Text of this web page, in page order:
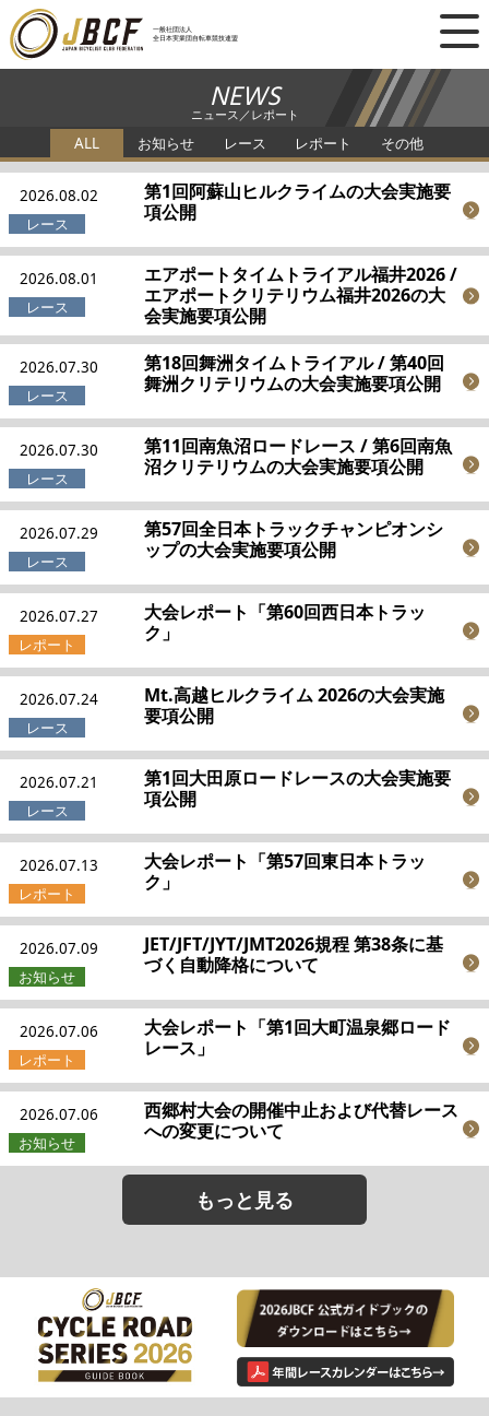
一般社団法人
全日本実業団自転車競技連盟
×
ニュース
レース日程
ランキング
レース結果
チーム・選手
競技ガイド
加盟・登録
JBCF ROAD SERIESとは
NEWS
ニュース／レポート
ALL お知らせ レース レポート その他
2026.08.02
第1回阿蘇山ヒルクライムの大会実施要
項公開
2026.08.01
エアポートタイムトライアル福井2026 /
エアポートクリテリウム福井2026の大
会実施要項公開
2026.07.30
第18回舞洲タイムトライアル / 第40回
舞洲クリテリウムの大会実施要項公開
2026.07.30
第11回南魚沼ロードレース / 第6回南魚
沼クリテリウムの大会実施要項公開
2026.07.29
第57回全日本トラックチャンピオンシ
ップの大会実施要項公開
2026.07.27
大会レポート「第60回西日本トラッ
ク」
2026.07.24
Mt.高越ヒルクライム 2026の大会実施
要項公開
2026.07.21
第1回大田原ロードレースの大会実施要
項公開
2026.07.13
大会レポート「第57回東日本トラッ
ク」
2026.07.09
JET/JFT/JYT/JMT2026規程 第38条に基
づく自動降格について
2026.07.06
大会レポート「第1回大町温泉郷ロード
レース」
2026.07.06
西郷村大会の開催中止および代替レース
への変更について
もっと見る